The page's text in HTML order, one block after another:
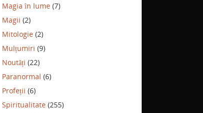
Magia în lume (7)
Magii (2)
Mitologie (2)
Mulțumiri (9)
Noutăți (22)
Paranormal (6)
Profeții (6)
Spiritualitate (255)